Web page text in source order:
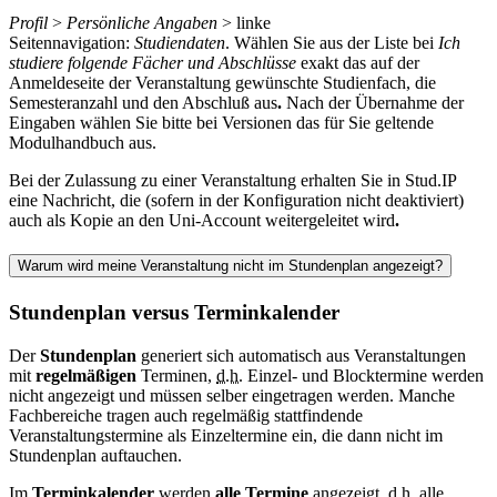
Profil > Persönliche Angaben > linke
Seitennavigation: Studiendaten. Wählen Sie aus der Liste bei Ich
studiere folgende Fächer und Abschlüsse exakt das auf der
Anmeldeseite der Veranstaltung gewünschte Studienfach, die
Semesteranzahl und den Abschluß aus. Nach der Übernahme der
Eingaben wählen Sie bitte bei Versionen das für Sie geltende
Modulhandbuch aus.
Bei der Zulassung zu einer Veranstaltung erhalten Sie in Stud.IP
eine Nachricht, die (sofern in der Konfiguration nicht deaktiviert)
auch als Kopie an den Uni-Account weitergeleitet wird.
Warum wird meine Veranstaltung nicht im Stundenplan angezeigt?
Stundenplan versus Terminkalender
DerStundenplan generiert sich automatisch aus Veranstaltungen
mit regelmäßigen Terminen, d.h. Einzel- und Blocktermine werden
nicht angezeigt und müssen selber eingetragen werden. Manche
Fachbereiche tragen auch regelmäßig stattfindende
Veranstaltungstermine als Einzeltermine ein, die dann nicht im
Stundenplan auftauchen.
Im Terminkalender werden alle Termine angezeigt, d.h. alle